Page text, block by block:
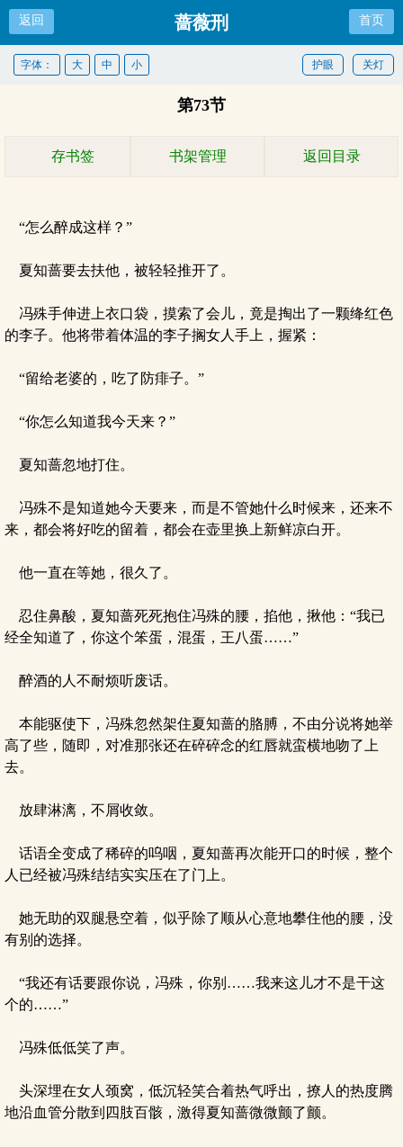
返回 蔷薇刑 首页
关灯
护眼
字体： 大 中 小
第73节
存书签 书架管理 返回目录
“怎么醉成这样？”
夏知蔷要去扶他，被轻轻推开了。
冯殊手伸进上衣口袋，摸索了会儿，竟是掏出了一颗绛红色
的李子。他将带着体温的李子搁女人手上，握紧：
“留给老婆的，吃了防痱子。”
“你怎么知道我今天来？”
夏知蔷忽地打住。
冯殊不是知道她今天要来，而是不管她什么时候来，还来不
来，都会将好吃的留着，都会在壶里换上新鲜凉白开。
他一直在等她，很久了。
忍住鼻酸，夏知蔷死死抱住冯殊的腰，掐他，揪他：“我已
经全知道了，你这个笨蛋，混蛋，王八蛋……”
醉酒的人不耐烦听废话。
本能驱使下，冯殊忽然架住夏知蔷的胳膊，不由分说将她举
高了些，随即，对准那张还在碎碎念的红唇就蛮横地吻了上
去。
放肆淋漓，不屑收敛。
话语全变成了稀碎的呜咽，夏知蔷再次能开口的时候，整个
人已经被冯殊结结实实压在了门上。
她无助的双腿悬空着，似乎除了顺从心意地攀住他的腰，没
有别的选择。
“我还有话要跟你说，冯殊，你别……我来这儿才不是干这
个的……”
冯殊低低笑了声。
头深埋在女人颈窝，低沉轻笑合着热气呼出，撩人的热度腾
地沿血管分散到四肢百骸，激得夏知蔷微微颤了颤。